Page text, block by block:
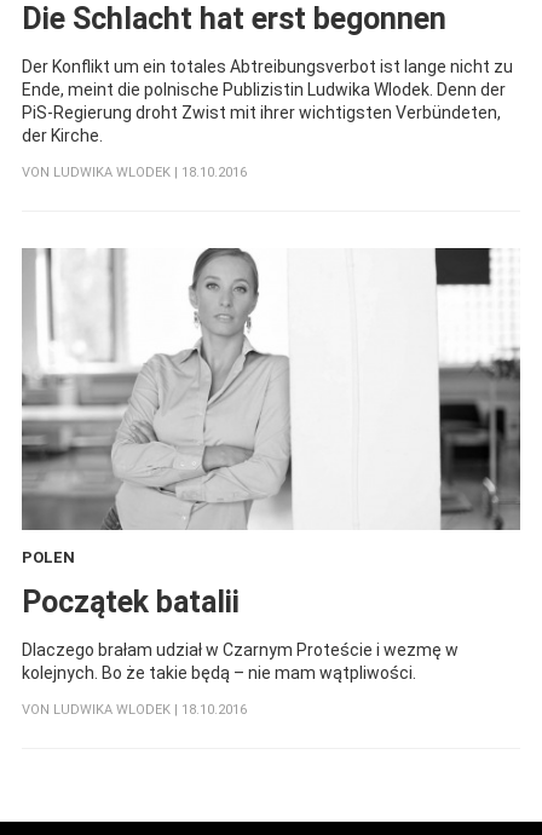
Die Schlacht hat erst begonnen
Der Konflikt um ein totales Abtreibungsverbot ist lange nicht zu
Ende, meint die polnische Publizistin Ludwika Wlodek. Denn der
PiS-Regierung droht Zwist mit ihrer wichtigsten Verbündeten,
der Kirche.
VON LUDWIKA WLODEK | 18.10.2016
POLEN
Początek batalii
Dlaczego brałam udział w Czarnym Proteście i wezmę w
kolejnych. Bo że takie będą – nie mam wątpliwości.
VON LUDWIKA WLODEK | 18.10.2016